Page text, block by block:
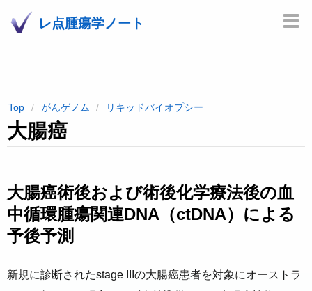
レ点腫瘍学ノート
Top がんゲノム リキッドバイオプシー
大腸癌
大腸癌術後および術後化学療法後の血
中循環腫瘍関連DNA（ctDNA）による
予後予測
新規に診断されたstage IIIの大腸癌患者を対象にオーストラ